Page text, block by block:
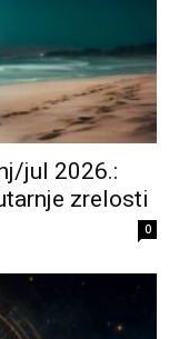
jul 2026.:
zrelosti
0